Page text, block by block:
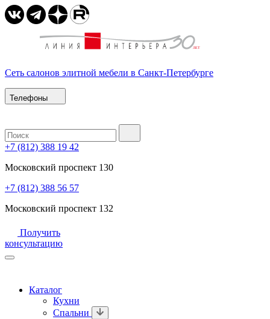
Сеть салонов элитной мебели в Санкт-Петербурге
Телефоны
+7 (812) 388 19 42
Московский проспект 130
+7 (812) 388 56 57
Московский проспект 132
Получить
консультацию
Каталог
Кухни
Спальни